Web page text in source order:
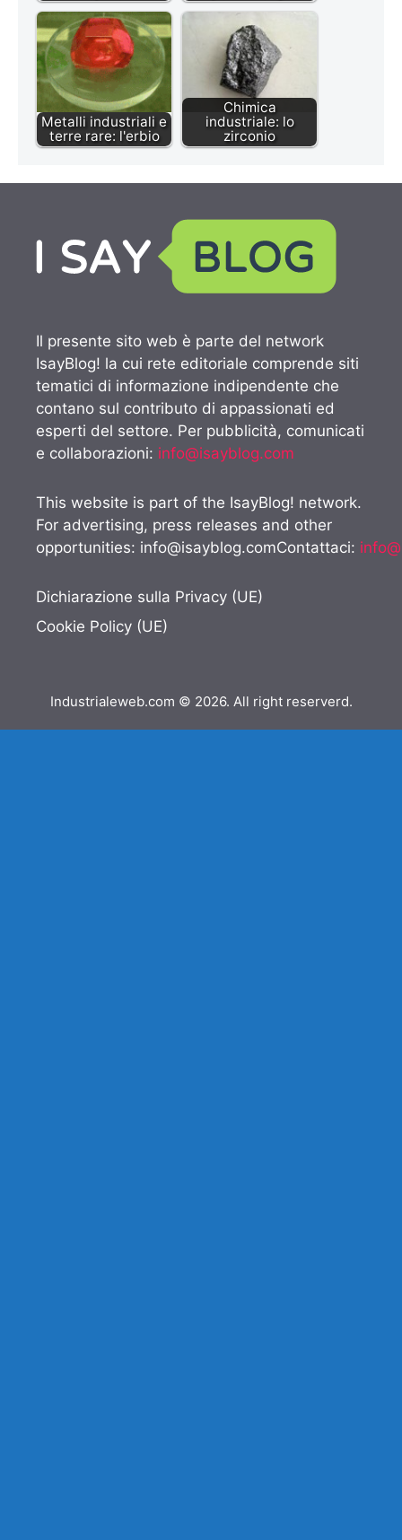
Metalli industriali e
terre rare: l'erbio
Chimica
industriale: lo
zirconio
Il presente sito web è parte del network
IsayBlog! la cui rete editoriale comprende siti
tematici di informazione indipendente che
contano sul contributo di appassionati ed
esperti del settore. Per pubblicità, comunicati
e collaborazioni: info@isayblog.com
This website is part of the IsayBlog! network.
For advertising, press releases and other
opportunities: info@isayblog.comContattaci:
Dichiarazione sulla Privacy (UE)
Cookie Policy (UE)
Industrialeweb.com © 2026. All right reserverd.